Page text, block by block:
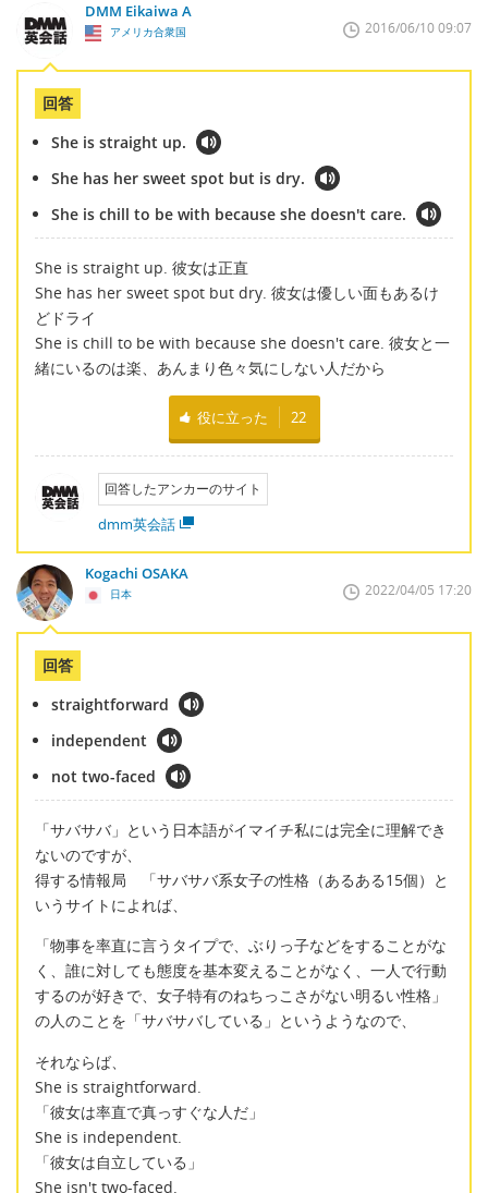
DMM Eikaiwa A
アメリカ合衆国 2016/06/10 09:07
回答
She is straight up.
She has her sweet spot but is dry.
She is chill to be with because she doesn't care.
She is straight up. 彼女は正直
She has her sweet spot but dry. 彼女は優しい面もあるけ
どドライ
She is chill to be with because she doesn't care. 彼女と一
緒にいるのは楽、あんまり色々気にしない人だから
役に立った 22
回答したアンカーのサイト
dmm英会話
Kogachi OSAKA
日本 2022/04/05 17:20
回答
straightforward
independent
not two-faced
「サバサバ」という日本語がイマイチ私には完全に理解でき
ないのですが、
得する情報局 「サバサバ系女子の性格（あるある15個）と
いうサイトによれば、
「物事を率直に言うタイプで、ぶりっ子などをすることがな
く、誰に対しても態度を基本変えることがなく、一人で行動
するのが好きで、女子特有のねちっこさがない明るい性格」
の人のことを「サバサバしている」というようなので、
それならば、
She is straightforward.
「彼女は率直で真っすぐな人だ」
She is independent.
「彼女は自立している」
She isn't two-faced.